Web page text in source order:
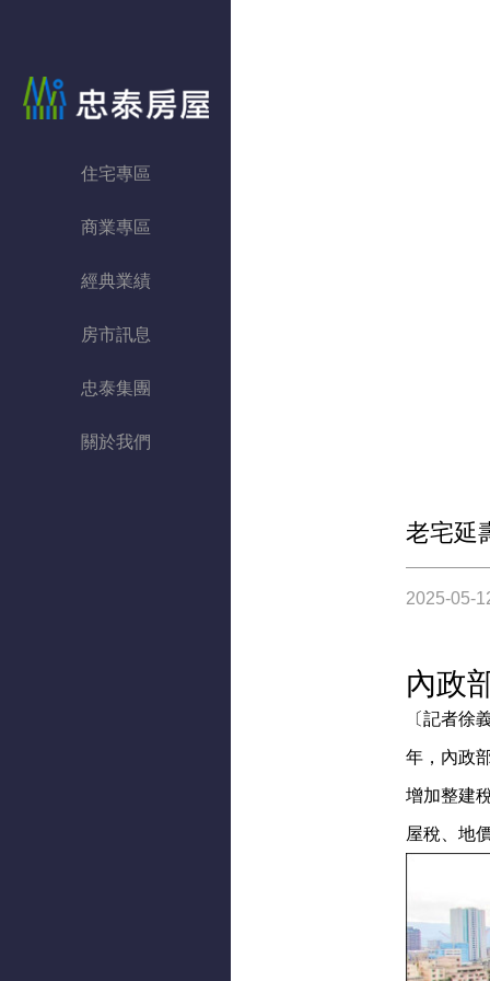
住宅專區
商業專區
經典業績
房市訊息
忠泰集團
關於我們
老宅延
2025-05-
內政
〔記者徐
年，內政
增加整建
屋稅、地